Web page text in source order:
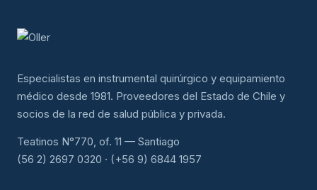
Especialistas en instrumental quirúrgico y equipamiento
médico desde 1981. Proveedores del Estado de Chile y
socios de la red de salud pública y privada.
Teatinos N°770, of. 11 — Santiago
(56 2) 2697 0320 · (+56 9) 6844 1957